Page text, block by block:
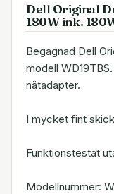
Dell Original
180W ink.
Begagnad Dell
modell
nätadapter.
I mycket fint
Funktionstestat
Modellnummer: